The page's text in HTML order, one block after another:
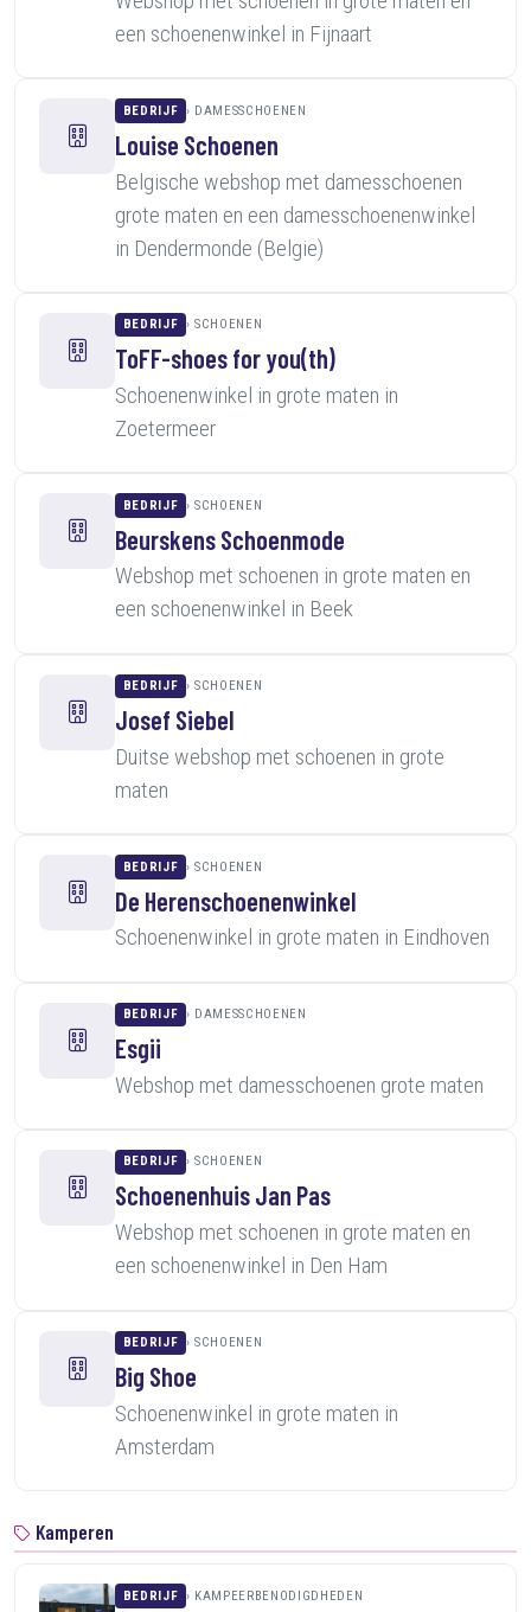
een schoenenwinkel in Fijnaart
BEDRIJF DAMESSCHOENEN
Louise Schoenen
Belgische webshop met damesschoenen
grote maten en een damesschoenenwinkel
in Dendermonde (Belgie)
BEDRIJF SCHOENEN
ToFF-shoes for you(th)
Schoenenwinkel in grote maten in
Zoetermeer
BEDRIJF SCHOENEN
Beurskens Schoenmode
Webshop met schoenen in grote maten en
een schoenenwinkel in Beek
BEDRIJF SCHOENEN
Josef Siebel
Duitse webshop met schoenen in grote
maten
BEDRIJF SCHOENEN
De Herenschoenenwinkel
Schoenenwinkel in grote maten in Eindhoven
BEDRIJF DAMESSCHOENEN
Esgii
Webshop met damesschoenen grote maten
BEDRIJF SCHOENEN
Schoenenhuis Jan Pas
Webshop met schoenen in grote maten en
een schoenenwinkel in Den Ham
BEDRIJF SCHOENEN
Big Shoe
Schoenenwinkel in grote maten in
Amsterdam
Kamperen
BEDRIJF KAMPEERBENODIGDHEDEN